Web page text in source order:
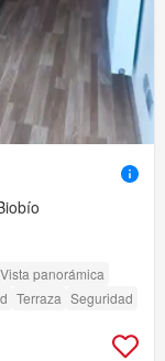
Vista panorámica
Terraza Seguridad